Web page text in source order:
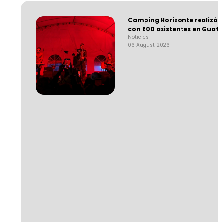
Camping Horizonte
con 800 asistentes en
Noticias
06 August 2026